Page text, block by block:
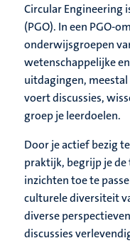
Circular Engineering
(PGO). In een PGO-
onderwijsgroepen
wetenschappelijke
uitdagingen, meestal
voert discussies,
groep je leerdoelen.
Door je actief bezig
praktijk, begrijp je de
inzichten toe te
culturele diversiteit
diverse
discussies